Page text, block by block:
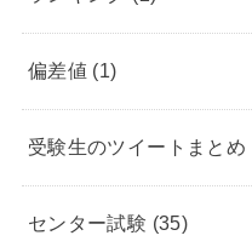
偏差値 (1)
受験生のツイートまとめ
センター試験 (35)